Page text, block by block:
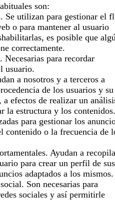
son:
Se utilizan para gestionar el
o para mantener al usuario
es posible que
correctamente.
Necesarias para recordar
usuario.
a nosotros y a terceros a
de los usuarios y su
efectos de realizar un
la estructura y los contenidos.
para gestionar los
contenido o la frecuencia de
Ayudan a
para crear un perfil de sus
adaptados a los mismos.
Son necesarias para
sociales y así permitirle